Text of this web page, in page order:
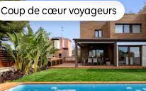
Coup de cœur voyageurs
Coup de cœur voyageurs